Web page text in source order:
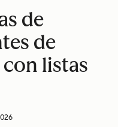
de
de
listas